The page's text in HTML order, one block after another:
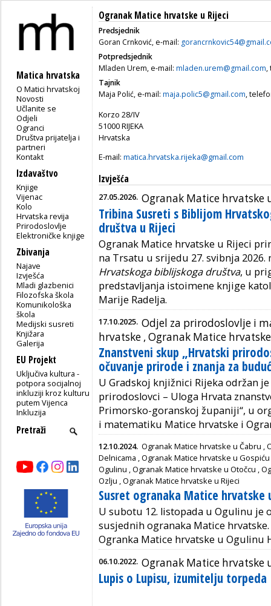
Matica hrvatska
O Matici hrvatskoj
Novosti
Učlanite se
Odjeli
Ogranci
Društva prijatelja i
partneri
Kontakt
Izdavaštvo
Knjige
Vijenac
Kolo
Hrvatska revija
Prirodoslovlje
Elektroničke knjige
Zbivanja
Najave
Izvješća
Mladi glazbenici
Filozofska škola
Komunikološka
škola
Medijski susreti
Knjižara
Galerija
EU Projekt
Uključiva kultura -
potpora socijalnoj
inkluziji kroz kulturu
putem Vijenca
Inkluzija
Ogranak Matice hrvatske u Rijeci
Predsjednik
Goran Crnković, e-mail:
Potpredsjednik
Mladen Urem, e-mail: mladen.urem@gmail.com,
Tajnik
Maja Polić, e-mail: maja.polic5@gmail.com,
Korzo 28/IV
51000 RIJEKA
Hrvatska
E-mail: matica.hrvatska.rijeka@gmail.com
Izvješća
27.05.2026. Ogranak Matice hrvatske
Tribina Susreti s Biblijom
društva u Rijeci
Ogranak Matice hrvatske u Rijeci
na Trsatu u srijedu 27. svibnja
Hrvatskoga biblijskoga društva, u
predstavljanja istoimene knjige
Marije Radelja.
17.10.2025. Odjel za prirodoslovlje i
hrvatske , Ogranak Matice
Znanstveni skup „Hrvatski
očuvanje prirode i znanja za
U Gradskoj knjižnici Rijeka održan
prirodoslovci – Uloga Hrvata
Primorsko-goranskoj županiji“, u
i matematiku Matice hrvatske i
12.10.2024. Ogranak Matice hrvatske u Čabru ,
Delnicama ,Ogranak Matice hrvatske u Gospiću
Ogulinu ,Ogranak Matice hrvatske u Otočcu ,
Ozlju ,Ogranak Matice hrvatske u Rijeci
Susret ogranaka Matice hrvatske
U subotu 12. listopada u Ogulinu je
susjednih ogranaka Matice
Ogranka Matice hrvatske u Ogulinu
06.10.2022. Ogranak Matice hrvatske
Lupis o Lupisu, izumitelju torpeda